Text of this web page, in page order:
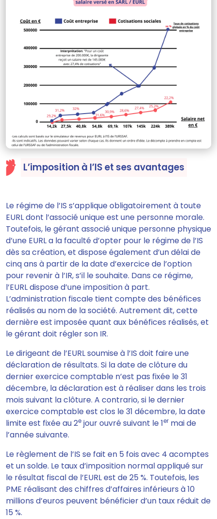
L’imposition à l’IS et ses avantages
Le régime de l’IS s’applique obligatoirement à toute
EURL dont l’associé unique est une personne morale.
Toutefois, le gérant associé unique personne physique
d’une EURL a la faculté d’opter pour le régime de l’IS
dès sa création, et dispose également d’un délai de
cinq ans à partir de la date d’exercice de l’option
pour revenir à l’IR, s’il le souhaite. Dans ce régime,
l’EURL dispose d’une imposition à part.
L’administration fiscale tient compte des bénéfices
réalisés au nom de la société. Autrement dit, cette
dernière est imposée quant aux bénéfices réalisés, et
le gérant doit régler son IR.
Le dirigeant de l’EURL soumise à l’IS doit faire une
déclaration de résultats. Si la date de clôture du
dernier exercice comptable n’est pas fixée le 31
décembre, la déclaration est à réaliser dans les trois
mois suivant la clôture. A contrario, si le dernier
exercice comptable est clos le 31 décembre, la date
limite est fixée au 2e jour ouvré suivant le 1er mai de
l’année suivante.
Le règlement de l’IS se fait en 5 fois avec 4 acomptes
et un solde. Le taux d’imposition normal appliqué sur
le résultat fiscal de l’EURL est de 25 %. Toutefois, les
PME réalisant des chiffres d’affaires inférieurs à 10
millions d’euros peuvent bénéficier d’un taux réduit de
15 %.